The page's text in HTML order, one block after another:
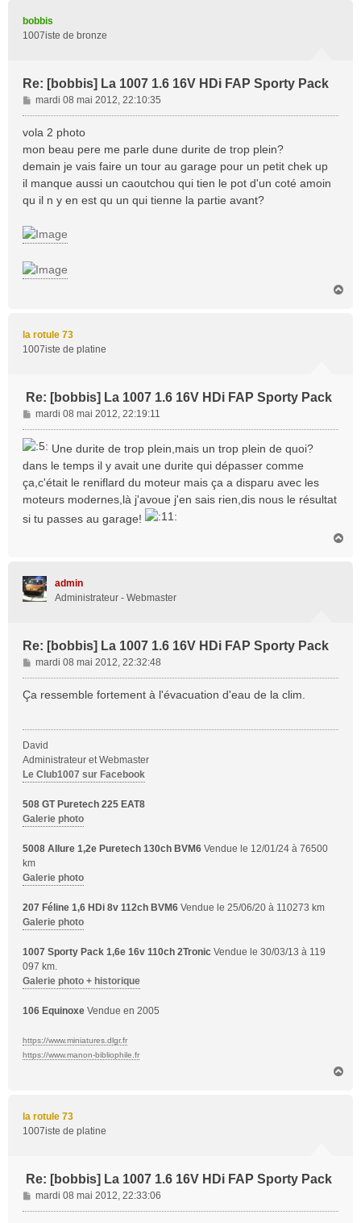
bobbis
1007iste de bronze
Re: [bobbis] La 1007 1.6 16V HDi FAP Sporty Pack
M
e
s
a
g
e
mardi 08 mai 2012, 22:10:35
vola 2 photo
mon beau pere me parle dune durite de trop plein?
demain je vais faire un tour au garage pour un petit chek up
il manque aussi un caoutchou qui tien le pot d'un coté amoin
qu il n y en est qu un qui tienne la partie avant?
la rotule 73
1007iste de platine
Re: [bobbis] La 1007 1.6 16V HDi FAP Sporty Pack
M
e
s
a
g
e
mardi 08 mai 2012, 22:19:11
Une durite de trop plein,mais un trop plein de quoi?
dans le temps il y avait une durite qui dépasser comme
ça,c'était le reniflard du moteur mais ça a disparu avec les
moteurs modernes,là j'avoue j'en sais rien,dis nous le résultat
si tu passes au garage!
admin
Administrateur - Webmaster
Re: [bobbis] La 1007 1.6 16V HDi FAP Sporty Pack
M
e
s
e
mardi 08 mai 2012, 22:32:48
Ça ressemble fortement à l'évacuation d'eau de la clim.
David
Administrateur et Webmaster
Le Club1007 sur Facebook
508 GT Puretech 225 EAT8
Galerie photo
5008 Allure 1,2e Puretech 130ch BVM6 Vendue le 12/01/24 à 76500
km
Galerie photo
207 Féline 1,6 HDi 8v 112ch BVM6 Vendue le 25/06/20 à 110273 km
Galerie photo
1007 Sporty Pack 1,6e 16v 110ch 2Tronic Vendue le 30/03/13 à 119
097 km.
Galerie photo + historique
106 Equinoxe Vendue en 2005
https://www.miniatures.dlgr.fr
https://www.manon-bibliophile.fr
la rotule 73
1007iste de platine
Re: [bobbis] La 1007 1.6 16V HDi FAP Sporty Pack
M
e
mardi 08 mai 2012, 22:33:06